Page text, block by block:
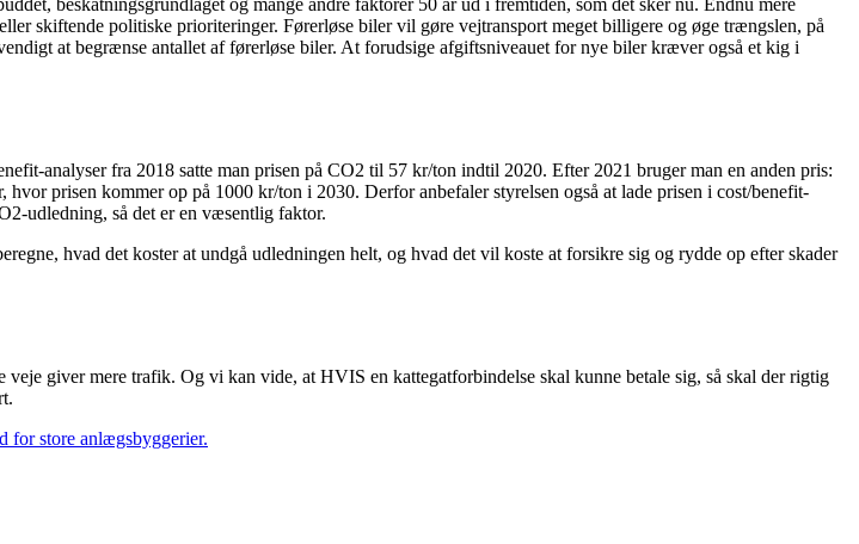
beskatningsgrundlaget og mange andre faktorer 50 år ud i fremtiden, som det sker nu. Endnu mere
skiftende politiske prioriteringer. Førerløse biler vil gøre vejtransport meget billigere og øge trængslen, på
at begrænse antallet af førerløse biler. At forudsige afgiftsniveauet for nye biler kræver også et kig i
analyser fra 2018 satte man prisen på CO2 til 57 kr/ton indtil 2020. Efter 2021 bruger man en anden pris:
prisen kommer op på 1000 kr/ton i 2030. Derfor anbefaler styrelsen også at lade prisen i cost/benefit-
udledning, så det er en væsentlig faktor.
hvad det koster at undgå udledningen helt, og hvad det vil koste at forsikre sig og rydde op efter skader
giver mere trafik. Og vi kan vide, at HVIS en kattegatforbindelse skal kunne betale sig, så skal der rigtig
for store anlægsbyggerier.